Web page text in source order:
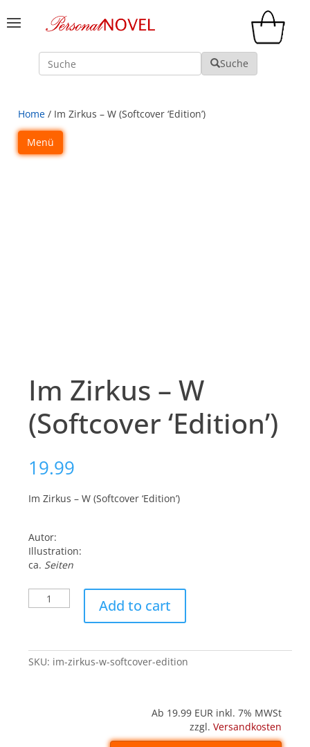
Suche Suche
Home / Im Zirkus – W (Softcover ‘Edition’)
Menü
Im Zirkus – W
(Softcover ‘Edition’)
19.99
Im Zirkus – W (Softcover ‘Edition’)
Autor:
Illustration:
ca. Seiten
Zirkus
(Softcover
'Edition')
Add to cart
SKU: im-zirkus-w-softcover-edition
Ab 19.99 EUR inkl. 7% MWSt
zzgl. Versandkosten